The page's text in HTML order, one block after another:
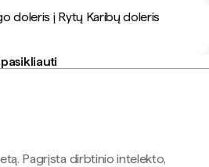
doleris į Rytų Karibų doleris
Pagrįsta dirbtinio intelekto,